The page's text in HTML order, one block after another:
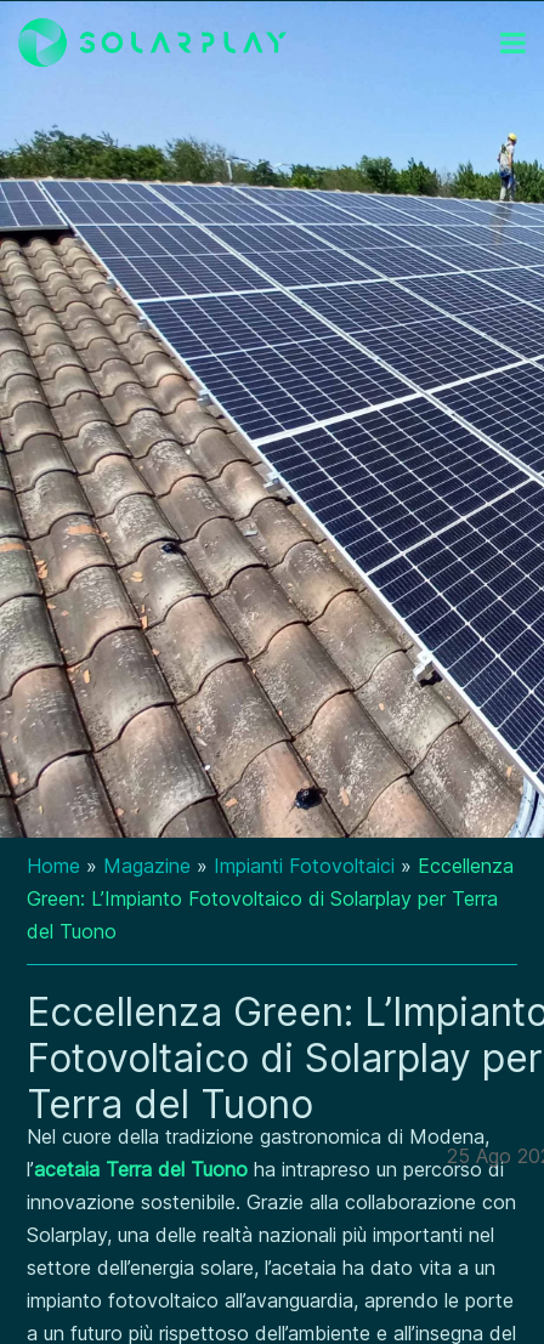
Home » Magazine » Impianti Fotovoltaici » Eccellenza
Green: L’Impianto Fotovoltaico di Solarplay per Terra
del Tuono
Eccellenza Green:
Fotovoltaico di Solarplay per
Terra del Tuono
25 Ago
Nel cuore della tradizione gastronomica di Modena,
l’acetaia Terra del Tuono ha intrapreso un percorso di
innovazione sostenibile. Grazie alla collaborazione con
Solarplay, una delle realtà nazionali più importanti nel
settore dell’energia solare, l’acetaia ha dato vita a un
impianto fotovoltaico all’avanguardia, aprendo le porte
a un futuro più rispettoso dell’ambiente e all’insegna del